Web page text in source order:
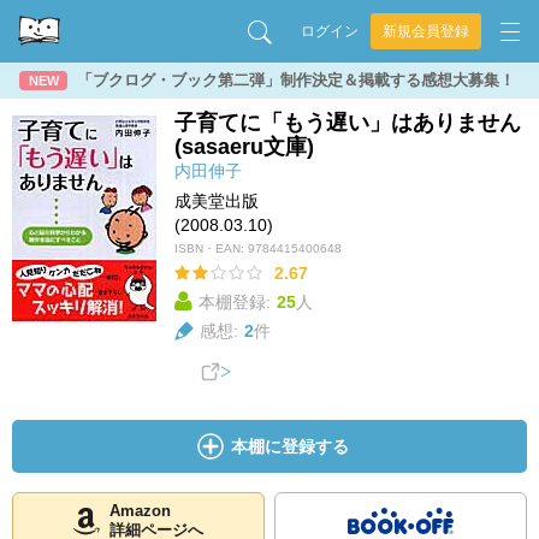
ログイン 新規会員登録
NEW 「ブクログ・ブック第二弾」制作決定＆掲載する感想大募集！
子育てに「もう遅い」はありません
(sasaeru文庫)
内田伸子
成美堂出版
(2008.03.10)
ISBN・EAN: 9784415400648
2.67
本棚登録: 25人
感想: 2件
本棚に登録する
Amazon
詳細ページへ